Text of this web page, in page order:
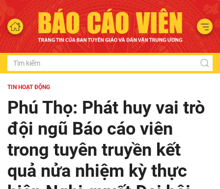
TIN HOẠT ĐỘNG
Phú Thọ: Phát huy vai trò
đội ngũ Báo cáo viên
trong tuyên truyền kết
quả nửa nhiệm kỳ thực